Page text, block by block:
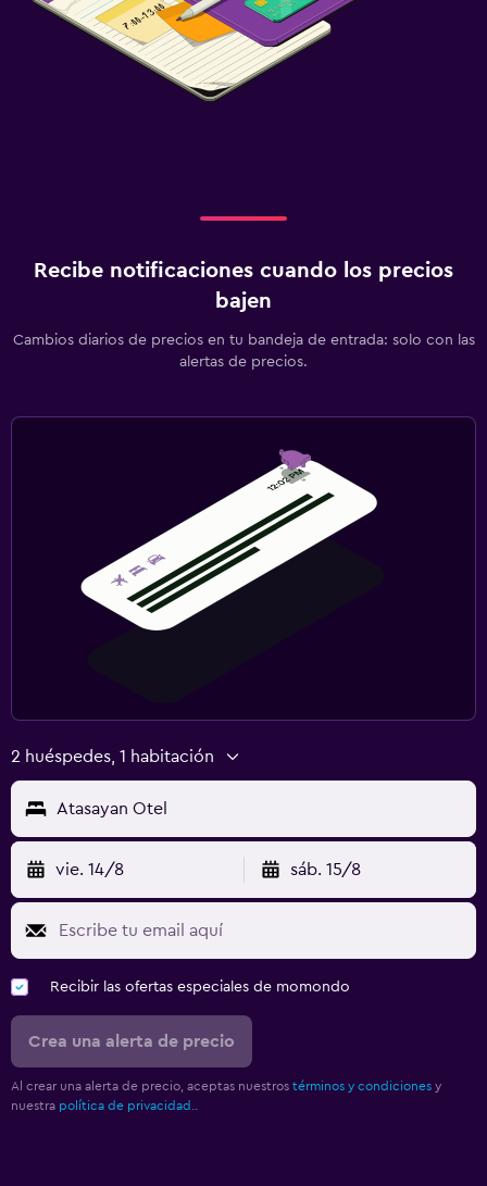
Recibe notificaciones cuando los precios
bajen
Cambios diarios de precios en tu bandeja de entrada: solo con las
alertas de precios.
2 huéspedes, 1 habitación
Atasayan Otel
vie. 14/8 sáb. 15/8
Recibir las ofertas especiales de momondo
Crea una alerta de precio
Al crear una alerta de precio, aceptas nuestros términos y condiciones y
nuestra política de privacidad.